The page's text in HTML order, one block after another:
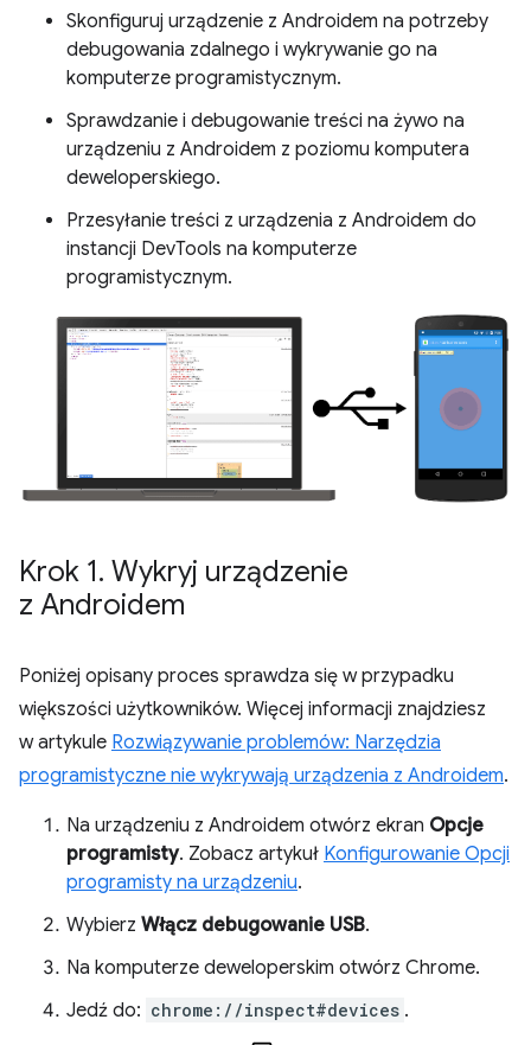
Skonfiguruj urządzenie z Androidem na potrzeby
debugowania zdalnego i wykrywanie go na
komputerze programistycznym.
Sprawdzanie i debugowanie treści na żywo na
urządzeniu z Androidem z poziomu komputera
deweloperskiego.
Przesyłanie treści z urządzenia z Androidem do
instancji DevTools na komputerze
programistycznym.
Krok 1. Wykryj urządzenie
z Androidem
Poniżej opisany proces sprawdza się w przypadku
większości użytkowników. Więcej informacji znajdziesz
w artykule Rozwiązywanie problemów: Narzędzia
programistyczne nie wykrywają urządzenia z Androidem.
Na urządzeniu z Androidem otwórz ekran Opcje
programisty. Zobacz artykuł Konfigurowanie Opcji
programisty na urządzeniu.
Wybierz Włącz debugowanie USB.
Na komputerze deweloperskim otwórz Chrome.
Jedź do: chrome://inspect#devices .